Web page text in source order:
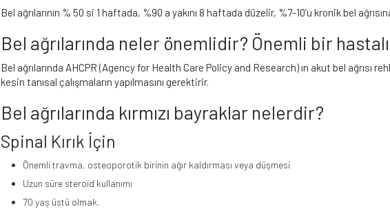
Bel ağrılarının % 50 si 1 haftada, %90 a yakını 8 haftada düzelir, %7-10’u kronik bel
Bel ağrılarında neler önemlidir? Önemli bir
Bel ağrılarında AHCPR (Agency for Health Care Policy and Research) ın akut bel ağrısı
kesin tanısal çalışmaların yapılmasını gerektirir.
Bel ağrılarında kırmızı bayraklar nelerdir?
Spinal Kırık İçin
Önemli travma, osteoporotik birinin ağır kaldırması veya düşmesi
Uzun süre steroid kullanımı
70 yaş üstü olmak.